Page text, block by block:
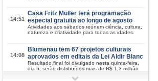
14:51
Casa Fritz Müller terá programação
especial gratuita ao longo de agosto
Atividades aos sábados reúnem ciência, cultura,
natureza e criatividade para todas as idades
14:08
Blumenau tem 67 projetos culturais
aprovados em editais da Lei Aldir Blanc
Resultado final foi divulgado nesta quinta-feira,
dia 6; serão distribuídos mais de R$ 1,3 milhão